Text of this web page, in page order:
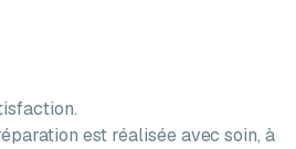
est réalisée avec soin, à